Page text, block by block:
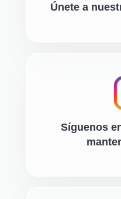
Únete a
Síguenos